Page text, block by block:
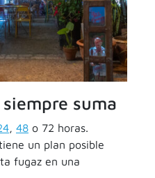
suma
, 48 o 72 horas.
un plan posible
fugaz en una